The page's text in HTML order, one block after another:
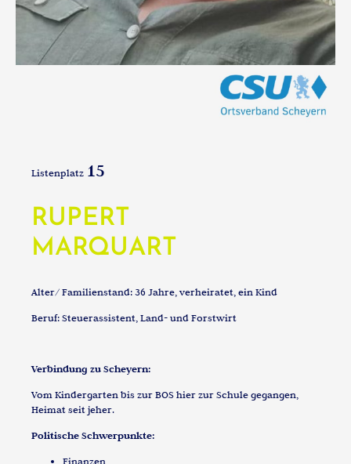
Listenplatz 15
RUPERT
MARQUART
Alter/ Familienstand: 36 Jahre, verheiratet, ein Kind
Beruf: Steuerassistent, Land- und Forstwirt
Verbindung zu Scheyern:
Vom Kindergarten bis zur BOS hier zur Schule gegangen,
Heimat seit jeher.
Politische Schwerpunkte:
Finanzen